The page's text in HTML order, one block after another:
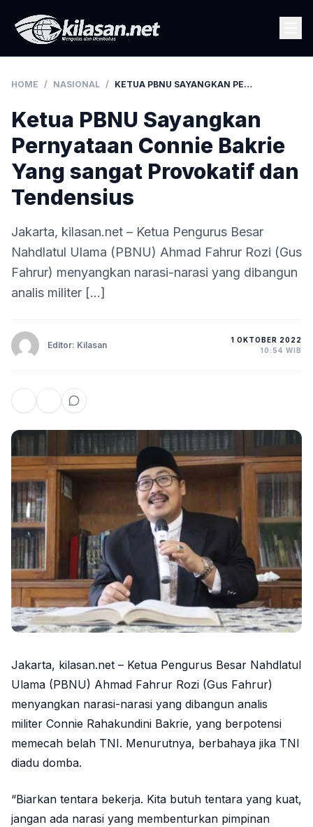
HOME / NASIONAL / KETUA PBNU SAYANGKAN PERNYATAAN CONNIE BAKRIE YANG SANGAT PROVOKATIF DAN TENDENSIUS
Ketua PBNU Sayangkan
Pernyataan Connie Bakrie
Yang sangat Provokatif dan
Tendensius
Jakarta, kilasan.net – Ketua Pengurus Besar
Nahdlatul Ulama (PBNU) Ahmad Fahrur Rozi (Gus
Fahrur) menyangkan narasi-narasi yang dibangun
analis militer […]
Editor: Kilasan
1 OKTOBER 2022
10:54 WIB
Jakarta, kilasan.net – Ketua Pengurus Besar Nahdlatul
Ulama (PBNU) Ahmad Fahrur Rozi (Gus Fahrur)
menyangkan narasi-narasi yang dibangun analis
militer Connie Rahakundini Bakrie, yang berpotensi
memecah belah TNI. Menurutnya, berbahaya jika TNI
diadu domba.
“Biarkan tentara bekerja. Kita butuh tentara yang kuat,
jangan ada narasi yang membenturkan pimpinan